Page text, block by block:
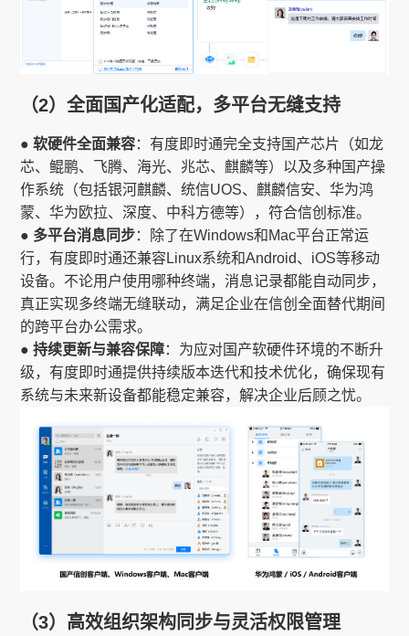
（2）全面国产化适配，多平台无缝支持
● 软硬件全面兼容：有度即时通完全支持国产芯片（如龙
芯、鲲鹏、飞腾、海光、兆芯、麒麟等）以及多种国产操
作系统（包括银河麒麟、统信UOS、麒麟信安、华为鸿
蒙、华为欧拉、深度、中科方德等），符合信创标准。
● 多平台消息同步：除了在Windows和Mac平台正常运
行，有度即时通还兼容Linux系统和Android、iOS等移动
设备。不论用户使用哪种终端，消息记录都能自动同步，
真正实现多终端无缝联动，满足企业在信创全面替代期间
的跨平台办公需求。
● 持续更新与兼容保障：为应对国产软硬件环境的不断升
级，有度即时通提供持续版本迭代和技术优化，确保现有
系统与未来新设备都能稳定兼容，解决企业后顾之忧。
（3）高效组织架构同步与灵活权限管理